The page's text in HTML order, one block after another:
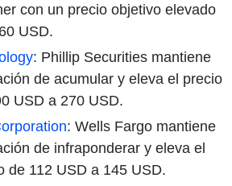
con un precio objetivo elevado
USD.
: Phillip Securities mantiene
de acumular y eleva el precio
USD a 270 USD.
: Wells Fargo mantiene
de infraponderar y eleva el
de 112 USD a 145 USD.